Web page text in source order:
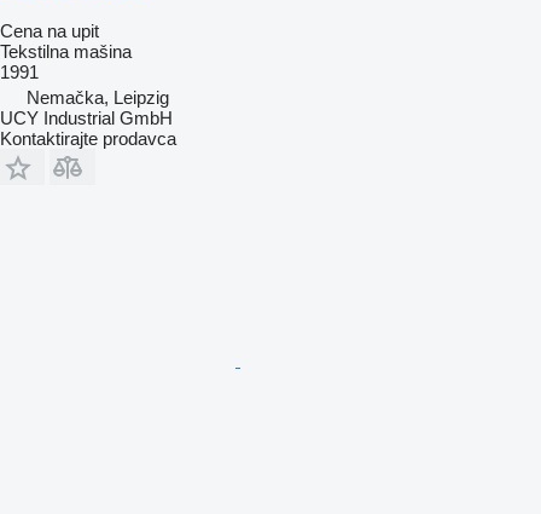
Cena na upit
Tekstilna mašina
1991
Nemačka, Leipzig
UCY Industrial GmbH
Kontaktirajte prodavca